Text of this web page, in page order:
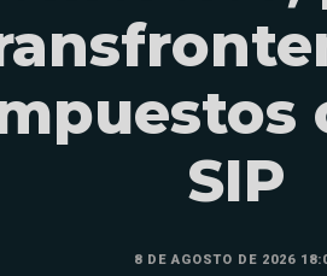
SIP
8 DE AGOSTO DE 2026